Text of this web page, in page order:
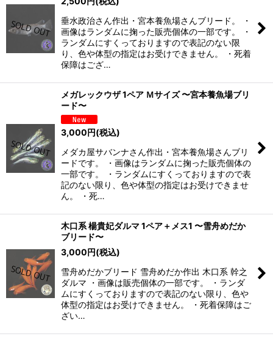
垂水政治さん作出・宮本養魚場さんブリード。 ・
画像はランダムに掬った販売個体の一部です。 ・
ランダムにすくっておりますので表記のない限
り、色や体型の指定はお受けできません。 ・死着
保障はござ…
メガレックウザ 1ペア Ｍサイズ 〜宮本養魚場ブリ
ード〜
3,000円(税込)
メダカ屋サバンナさん作出・宮本養魚場さんブリ
ードです。 ・画像はランダムに掬った販売個体の
一部です。 ・ランダムにすくっておりますので表
記のない限り、色や体型の指定はお受けできませ
ん。 ・死…
木口系 楊貴妃ダルマ 1ペア＋メス1 〜雪舟めだか
ブリード〜
3,000円(税込)
雪舟めだかブリード 雪舟めだか作出 木口系 幹之
ダルマ ・画像は販売個体の一部です。 ・ランダ
ムにすくっておりますので表記のない限り、色や
体型の指定はお受けできません。 ・死着保障はご
ざい…